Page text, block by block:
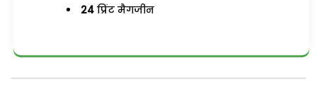
24 प्रिंट मैगजीन